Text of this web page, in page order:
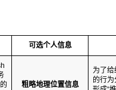
可选个人信息
粗略地理位置信息
为了
的行